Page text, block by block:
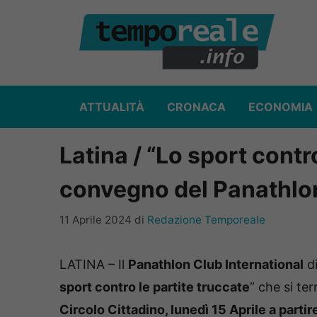
ATTUALITÀ CRONACA ECONOMIA
Latina / “Lo sport
convegno del
11 Aprile 2024 di Redazione Temporeale
LATINA – Il Panathlon Club International
sport contro le partite truccate” che si
Circolo Cittadino, lunedì 15 Aprile a